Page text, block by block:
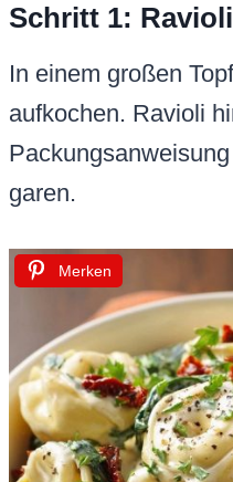
Schritt 1:
In einem großen
aufkochen. Ravioli
garen.
Merken